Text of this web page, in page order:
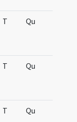
T Qu
T Qu
T Qu